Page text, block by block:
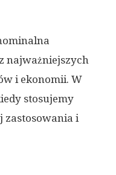
najważniejszych
i ekonomii. W
stosujemy
zastosowania i